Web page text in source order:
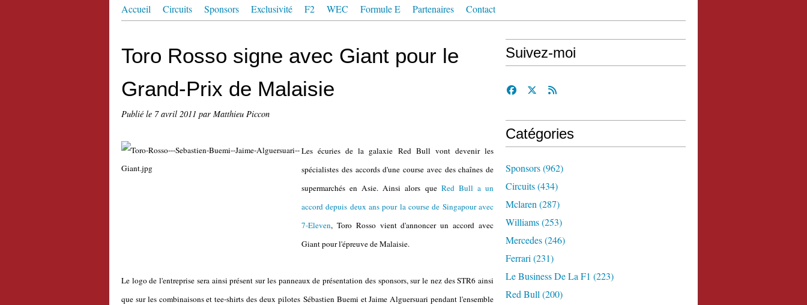
Accueil Circuits Sponsors Exclusivité F2 WEC Formule E Partenaires Contact
Toro Rosso signe avec Giant pour le
Grand-Prix de Malaisie
Publié le 7 avril 2011 par Matthieu Piccon
Les écuries de la galaxie Red Bull vont devenir les
spécialistes des accords d'une course avec des chaînes de
supermarchés en Asie. Ainsi alors que Red Bull a un
accord depuis deux ans pour la course de Singapour avec
7-Eleven, Toro Rosso vient d'annoncer un accord avec
Giant pour l'épreuve de Malaisie.
Le logo de l'entreprise sera ainsi présent sur les panneaux de présentation des sponsors, sur le nez des STR6 ainsi
que sur les combinaisons et tee-shirts des deux pilotes Sébastien Buemi et Jaime Alguersuari pendant l'ensemble
Suivez-moi
Catégories
Sponsors(962)
Circuits(434)
Mclaren (287)
Williams(253)
Mercedes(246)
Ferrari (231)
Le Business De La F1 (223)
Red Bull (200)